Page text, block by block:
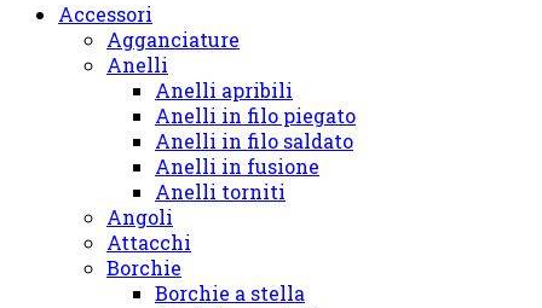
Accessori
Agganciature
Anelli
Anelli apribili
Anelli in filo piegato
Anelli in filo saldato
Anelli in fusione
Anelli torniti
Angoli
Attacchi
Borchie
Borchie a stella